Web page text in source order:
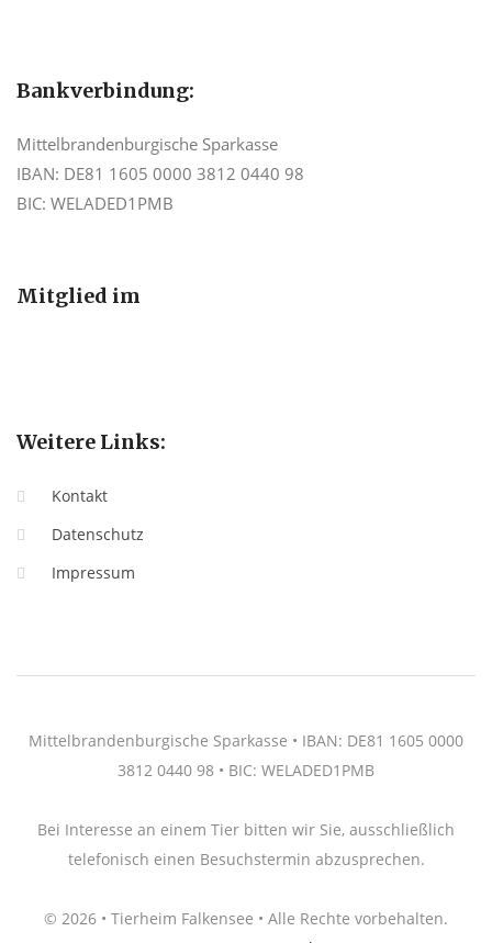
Bankverbindung:
Mittelbrandenburgische Sparkasse
IBAN: DE81 1605 0000 3812 0440 98
BIC: WELADED1PMB
Mitglied im
Weitere Links:
Kontakt
Datenschutz
Impressum
Mittelbrandenburgische Sparkasse • IBAN: DE81 1605 0000
3812 0440 98 • BIC: WELADED1PMB
Bei Interesse an einem Tier bitten wir Sie, ausschließlich
telefonisch einen Besuchstermin abzusprechen.
© 2026 • Tierheim Falkensee • Alle Rechte vorbehalten.